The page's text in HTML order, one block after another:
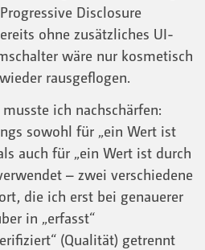
Disclosure
ohne zusätzliches UI-
wäre nur kosmetisch
rausgeflogen.
ich nachschärfen:
sowohl für „ein Wert ist
auch für „ein Wert ist durch
– zwei verschiedene
die ich erst bei genauerer
in „erfasst“
(Qualität) getrennt